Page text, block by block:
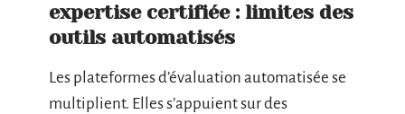
expertise certifiée : limites des
outils automatisés
Les plateformes d’évaluation automatisée se
multiplient. Elles s’appuient sur des